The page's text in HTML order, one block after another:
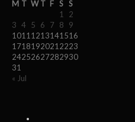
M T W T F S S
1
2
3 4 5 6 7 8
9
1011 1213141516
1718192021 2223
24252627282930
31
« Jul